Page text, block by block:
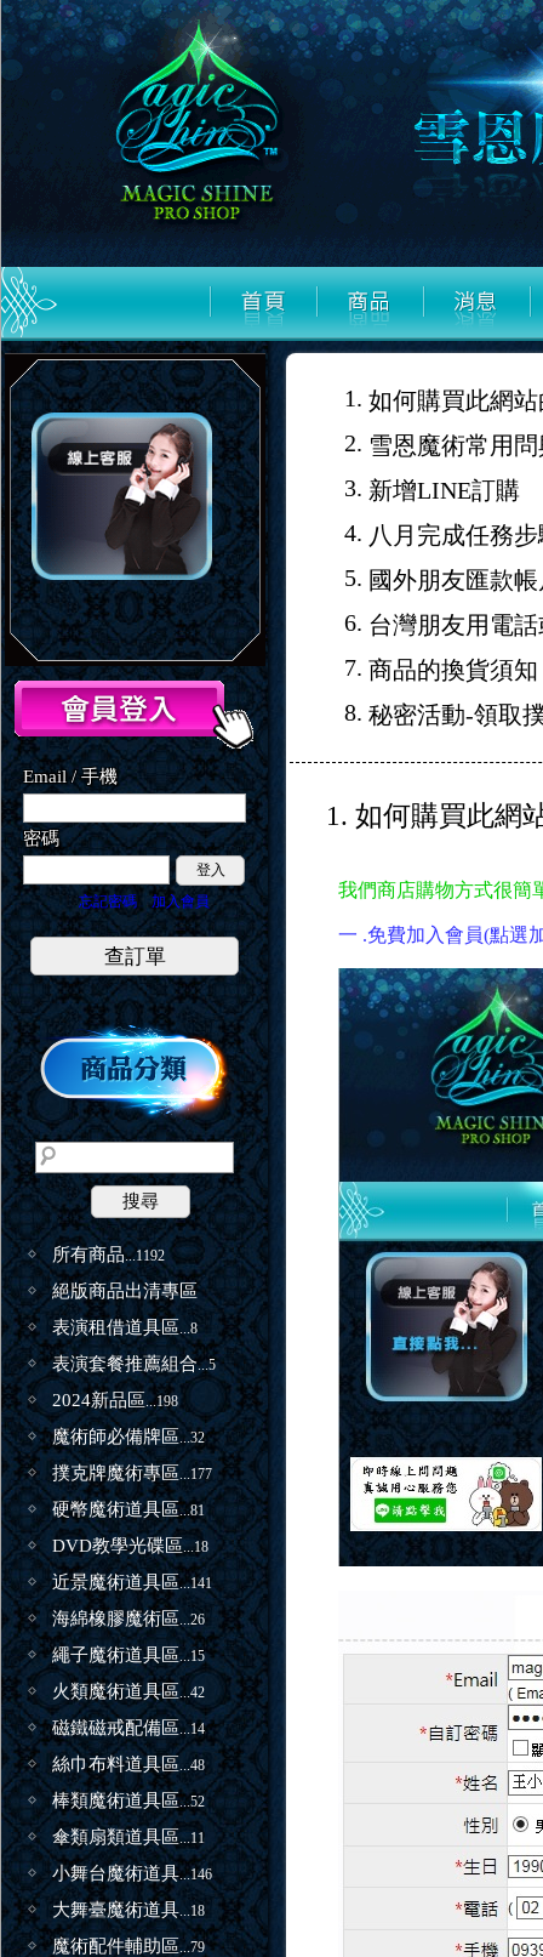
Email / 手機
密碼
登入
忘記密碼
加入會員
查訂單
搜尋
所有商品...1192
絕版商品出清專區
表演租借道具區 ...8
表演套餐推薦組合...5
2024新品區 ...198
魔術師必備牌區...32
撲克牌魔術專區 ...177
硬幣魔術道具區...81
DVD教學光碟區...18
近景魔術道具區...141
海綿橡膠魔術區 ...26
繩子魔術道具區...15
火類魔術道具區 ...42
磁鐵磁戒配備區...14
絲巾布料道具區 ...48
棒類魔術道具區...52
傘類扇類道具區 ...11
小舞台魔術道具...146
大舞臺魔術道具 ...18
魔術配件輔助區...79
1. 如何購買此網站
2. 雪恩魔術常用
3. 新增LINE訂購
4. 八月完成任務
5. 國外朋友匯款
6. 台灣朋友用電
7. 商品的換貨須知
8. 秘密活動-領取
1. 如何購買此網
我們商店購物方式很簡
一 .免費加入會員(點選